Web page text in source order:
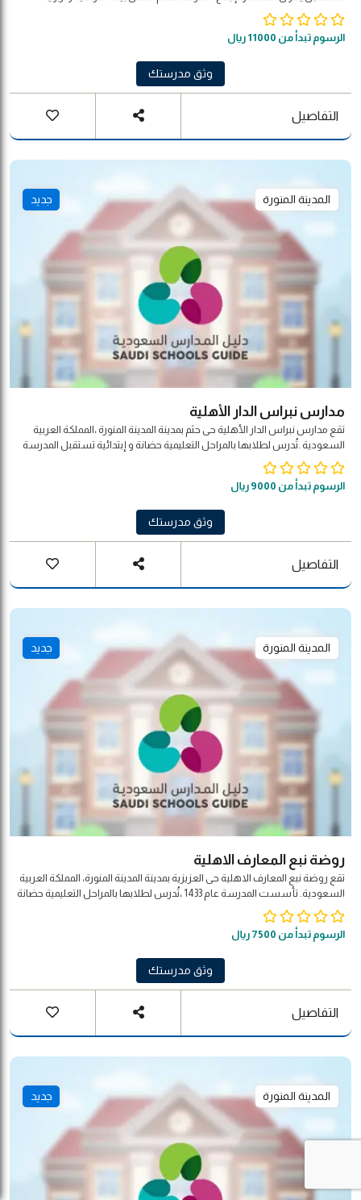
للتعليم ، ما يجعلها في طليعة المدارس الأهلية التي تقدّم خدمات تعليمية وتربوية
في المملكة العربية السعودية . وتمتاز المدارس بموقعها الاستراتيجي
الرسوم تبدأ من 11000 ريال
وثق مدرستك
التفاصيل
المدينة المنورة جديد
مدارس نبراس الدار الأهلية
تقع مدارس نبراس الدار الأهلية حى حثم بمدينة المدينة المنورة ،المملكة العربية
السعودية .تُدرس لطلابها بالمراحل التعليمية حضانة و إبتدائية تستقبل المدرسة
المراحل هذه المدرسة هي مدرسة أهلية تدرس المنهاج لا منهجية محددة
الرسوم تبدأ من 9000 ريال
وثق مدرستك
التفاصيل
المدينة المنورة جديد
روضة نبع المعارف الاهلية
تقع روضة نبع المعارف الاهلية حى العزيزية بمدينة المدينة المنورة، المملكة العربية
السعودية. تأسست المدرسة عام 1433 ،تُدرس لطلابها بالمراحل التعليمية حضانة
الرسالة: بناء وإدارة نظام تعليمي ابتكاري لمجتمع معرفي ذي تنافسية عالمية
يشمل كافة المراحل العمرية ويلبي احتياجات سوق العمل المستقبلية وذلك من
الرسوم تبدأ من 7500 ريال
وثق مدرستك
التفاصيل
المدينة المنورة جديد